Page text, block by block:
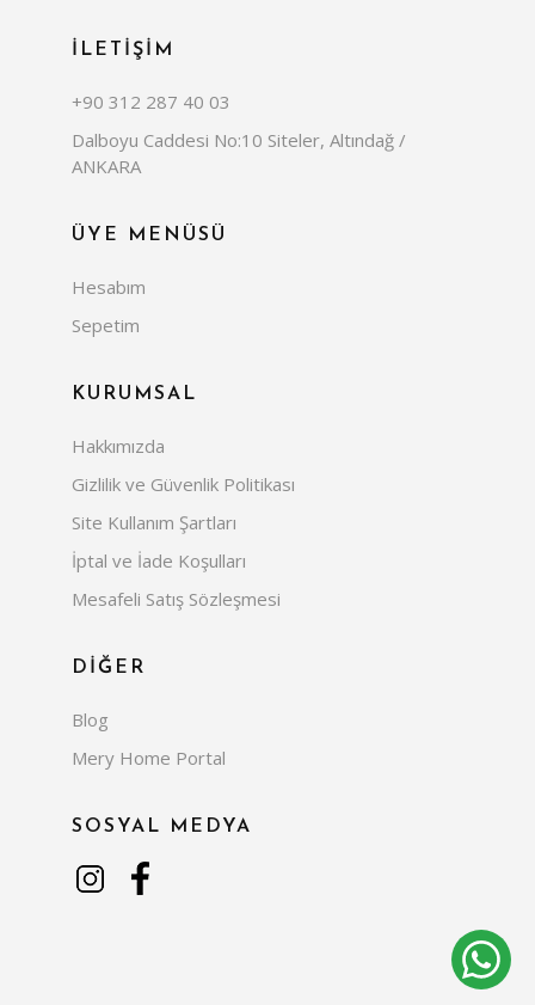
İLETİŞİM
+90 312 287 40 03
Dalboyu Caddesi No:10 Siteler, Altındağ /
ANKARA
ÜYE MENÜSÜ
Hesabım
Sepetim
KURUMSAL
Hakkımızda
Gizlilik ve Güvenlik Politikası
Site Kullanım Şartları
İptal ve İade Koşulları
Mesafeli Satış Sözleşmesi
DİĞER
Blog
Mery Home Portal
SOSYAL MEDYA